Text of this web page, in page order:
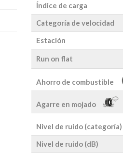
Índice de carga
Categoría de velocidad
Estación
Run on flat
Ahorro de combustible
Agarre en mojado
Nivel de ruido (categoría)
Nivel de ruido (dB)